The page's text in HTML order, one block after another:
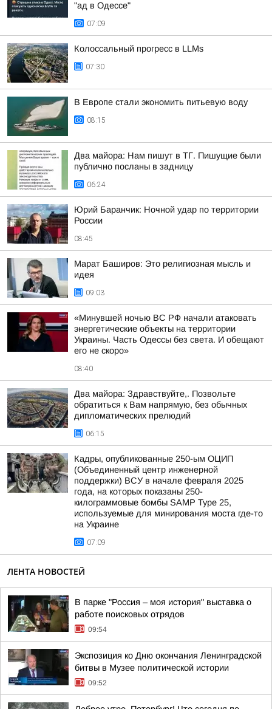
"ад в Одессе"
07:09
Колоссальный прогресс в LLMs
07:30
В Европе стали экономить питьевую воду
08:15
Два майора: Нам пишут в ТГ. Пишущие были
публично посланы в задницу
06:24
Юрий Баранчик: Ночной удар по территории
России
08:45
Марат Баширов: Это религиозная мысль и
идея
09:03
«Минувшей ночью ВС РФ начали атаковать
энергетические объекты на территории
Украины. Часть Одессы без света. И обещают
его не скоро»
08:40
Два майора: Здравствуйте,. Позвольте
обратиться к Вам напрямую, без обычных
дипломатических прелюдий
06:15
Кадры, опубликованные 250-ым ОЦИП
(Объединенный центр инженерной
поддержки) ВСУ в начале февраля 2025
года, на которых показаны 250-
килограммовые бомбы SAMP Type 25,
используемые для минирования моста где-то
на Украине
07:09
ЛЕНТА НОВОСТЕЙ
В парке "Россия – моя история" выставка о
работе поисковых отрядов
09:54
Экспозиция ко Дню окончания Ленинградской
битвы в Музее политической истории
09:52